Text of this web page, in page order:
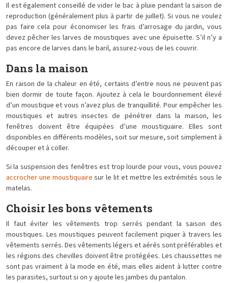
Il est également conseillé de vider le bac à pluie pendant la saison de
reproduction (généralement plus à partir de juillet). Si vous ne voulez
pas faire cela pour économiser les frais d’arrosage du jardin, vous
devez pêcher les larves de moustiques avec une épuisette. S’il n’y a
pas encore de larves dans le baril, assurez-vous de les couvrir.
Dans la maison
En raison de la chaleur en été, certains d’entre nous ne peuvent pas
bien dormir de toute façon. Ajoutez à cela le bourdonnement élevé
d’un moustique et vous n’avez plus de tranquillité. Pour empêcher les
moustiques et autres insectes de pénétrer dans la maison, les
fenêtres doivent être équipées d’une moustiquaire. Elles sont
disponibles en différents modèles, soit sur mesure, soit simplement à
découper et à coller.
Si la suspension des fenêtres est trop lourde pour vous, vous pouvez
accrocher une moustiquaire sur le lit et mettre les extrémités sous le
matelas.
Choisir les bons vêtements
Il faut éviter les vêtements trop serrés pendant la saison des
moustiques. Les moustiques peuvent facilement piquer à travers les
vêtements serrés. Des vêtements légers et aérés sont préférables et
les régions des chevilles doivent être protégées. Les chaussettes ne
sont pas vraiment à la mode en été, mais elles aident à lutter contre
les parasites, surtout si on y ajoute les jambes du pantalon.